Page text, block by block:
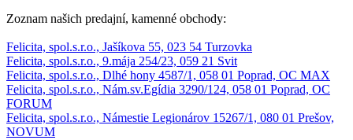
Zoznam našich predajní, kamenné obchody:
Felicita, spol.s.r.o., Jašíkova 55, 023 54 Turzovka
Felicita, spol.s.r.o., 9.mája 254/23, 059 21 Svit
Felicita, spol.s.r.o., Dlhé hony 4587/1, 058 01 Poprad, OC MAX
Felicita, spol.s.r.o., Nám.sv.Egídia 3290/124, 058 01 Poprad, OC
FORUM
Felicita, spol.s.r.o., Námestie Legionárov 15267/1, 080 01 Prešov,
NOVUM